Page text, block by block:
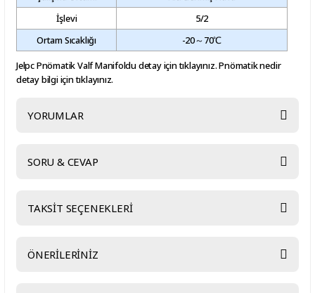
İşlevi
5/2
Ortam Sıcaklığı
-20～70℃
Jelpc Pnömatik Valf Manifoldudetay için tıklayınız.Pnömatik nedir
detay bilgi için tıklayınız.
YORUMLAR
SORU & CEVAP
TAKSİT SEÇENEKLERİ
ÖNERİLERİNİZ